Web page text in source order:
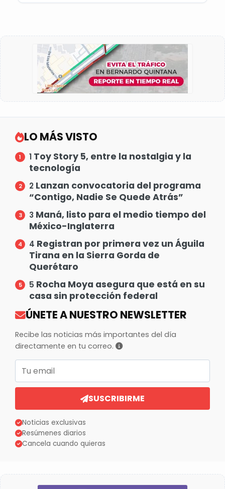
LO MÁS VISTO
1 Toy Story 5, entre la nostalgia y la
tecnología
2 Lanzan convocatoria del programa
“Contigo, Nadie Se Quede Atrás”
3 Maná, listo para el medio tiempo del
México-Inglaterra
4 Registran por primera vez un Águila
Tirana en la Sierra Gorda de
Querétaro
5 Rocha Moya asegura que está en su
casa sin protección federal
ÚNETE A NUESTRO NEWSLETTER
Recibe las noticias más importantes del día
directamente en tu correo.
Correo electrónico
SUSCRIBIRME
Noticias exclusivas
Resúmenes diarios
Cancela cuando quieras